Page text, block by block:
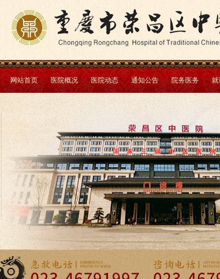
网站首页 医院概况 医院动态 通知公告 院务医务 就